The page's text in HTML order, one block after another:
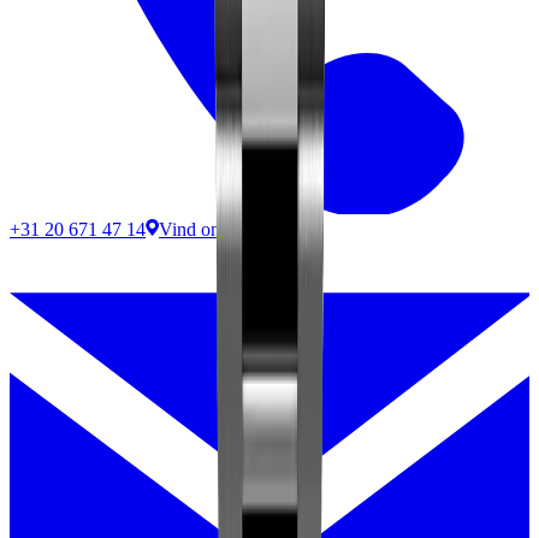
+31 20 671 47 14 Vind ons